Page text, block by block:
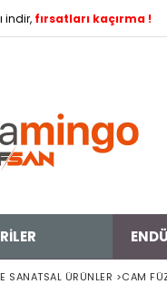
indir, fırsatları kaçırma !
SANATSAL ÜRÜNLER >CAM